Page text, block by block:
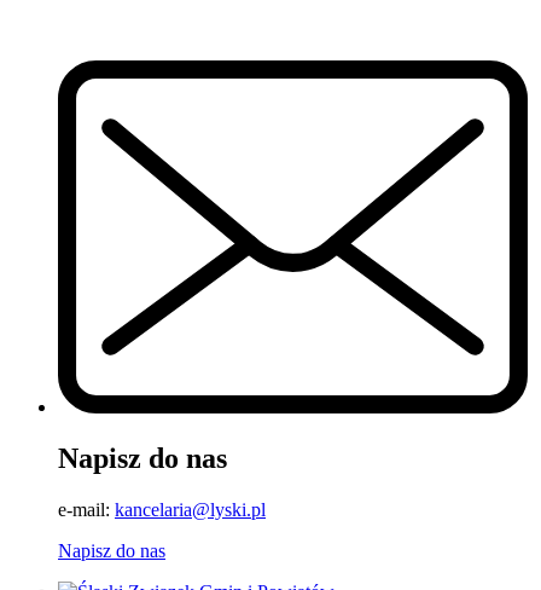
Napisz do nas
e-mail: kancelaria@lyski.pl
Napisz do nas